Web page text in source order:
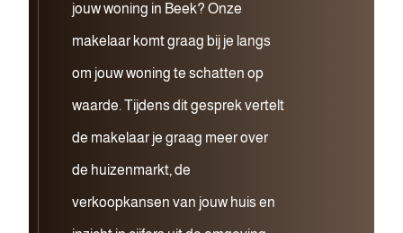
jouw woning in Beek? Onze
makelaar komt graag bij je langs
om jouw woning te schatten op
waarde. Tijdens dit gesprek vertelt
de makelaar je graag meer over
de huizenmarkt, de
verkoopkansen van jouw huis en